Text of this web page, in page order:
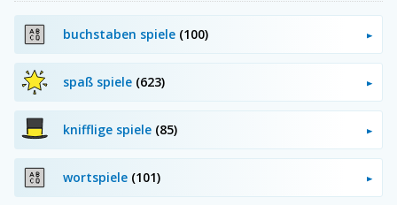
buchstaben spiele (100)
spaß spiele (623)
knifflige spiele (85)
wortspiele (101)